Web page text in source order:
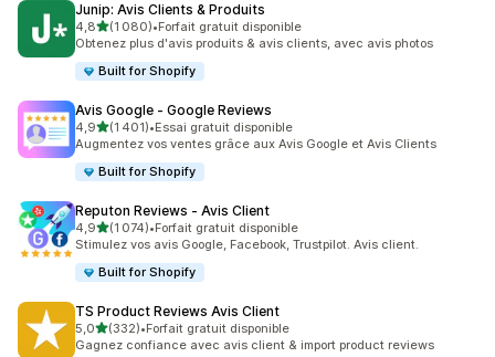
Junip: Avis Clients & Produits
4,8étoile(s) sur 5
(1 080)
1080 avis au total
•Forfait gratuit disponible
Obtenez plus d'avis produits & avis clients, avec avis photos
Built for Shopify
Avis Google ‑ Google Reviews
4,9étoile(s) sur 5
(1 401)
1401 avis au total
•Essai gratuit disponible
Augmentez vos ventes grâce aux Avis Google et Avis Clients
Built for Shopify
Reputon Reviews ‑ Avis Client
4,9étoile(s) sur 5
(1 074)
1074 avis au total
•Forfait gratuit disponible
Stimulez vos avis Google, Facebook, Trustpilot. Avis client.
Built for Shopify
TS Product Reviews Avis Client
5,0étoile(s) sur 5
(332)
332 avis au total
•Forfait gratuit disponible
Gagnez confiance avec avis client & import product reviews